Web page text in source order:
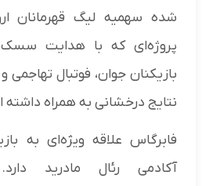
شده سهمیه لیگ قهرمانان
پروژه‌ای که با هدایت سسک
بازیکنان جوان، فوتبال تهاجمی
نتایج درخشانی به همراه
فابرگاس علاقه ویژه‌ای به
آکادمی رئال مادرید